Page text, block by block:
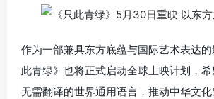
作为一部兼具东方底蕴与国际艺术表达
此青绿》也将正式启动全球上映计划，
无需翻译的世界通用语言，推动中华文